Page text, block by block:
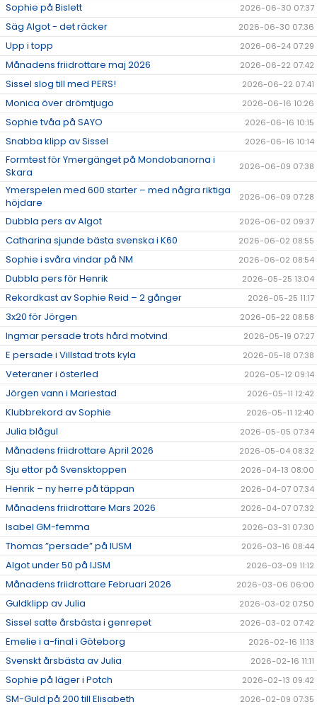
Sophie på Bislett 2026-06-30 07:37
Säg Algot - det räcker 2026-06-30 07:36
Upp i topp 2026-06-24 07:29
Månadens friidrottare maj 2026 2026-06-22 07:42
Sissel slog till med PERS! 2026-06-22 07:41
Monica över drömtjugo 2026-06-16 10:26
Sophie tvåa på SAYO 2026-06-16 10:15
Snabba klipp av Sissel 2026-06-16 10:14
Formtest för Ymergänget på Mondobanorna i
Skara
2026-06-09 07:38
Ymerspelen med 600 starter – med några riktiga
höjdare
2026-06-09 07:28
Dubbla pers av Algot 2026-06-02 09:37
Catharina sjunde bästa svenska i K60 2026-06-02 08:55
Sophie i svåra vindar på NM 2026-06-02 08:54
Dubbla pers för Henrik 2026-05-25 13:04
Rekordkast av Sophie Reid – 2 gånger 2026-05-25 11:17
3x20 för Jörgen 2026-05-22 08:58
Ingmar persade trots hård motvind 2026-05-19 07:27
E persade i Villstad trots kyla 2026-05-18 07:38
Veteraner i österled 2026-05-12 09:14
Jörgen vann i Mariestad 2026-05-11 12:42
Klubbrekord av Sophie 2026-05-11 12:40
Julia blågul 2026-05-05 07:34
Månadens friidrottare April 2026 2026-05-04 08:32
Sju ettor på Svensktoppen 2026-04-13 08:00
Henrik – ny herre på täppan 2026-04-07 07:34
Månadens friidrottare Mars 2026 2026-04-07 07:32
Isabel GM-femma 2026-03-31 07:30
Thomas ”persade” på IUSM 2026-03-16 08:44
Algot under 50 på IJSM 2026-03-09 11:12
Månadens friidrottare Februari 2026 2026-03-06 06:00
Guldklipp av Julia 2026-03-02 07:50
Sissel satte årsbästa i genrepet 2026-03-02 07:42
Emelie i a-final i Göteborg 2026-02-16 11:13
Svenskt årsbästa av Julia 2026-02-16 11:11
Sophie på läger i Potch 2026-02-13 09:42
SM-Guld på 200 till Elisabeth 2026-02-09 07:35